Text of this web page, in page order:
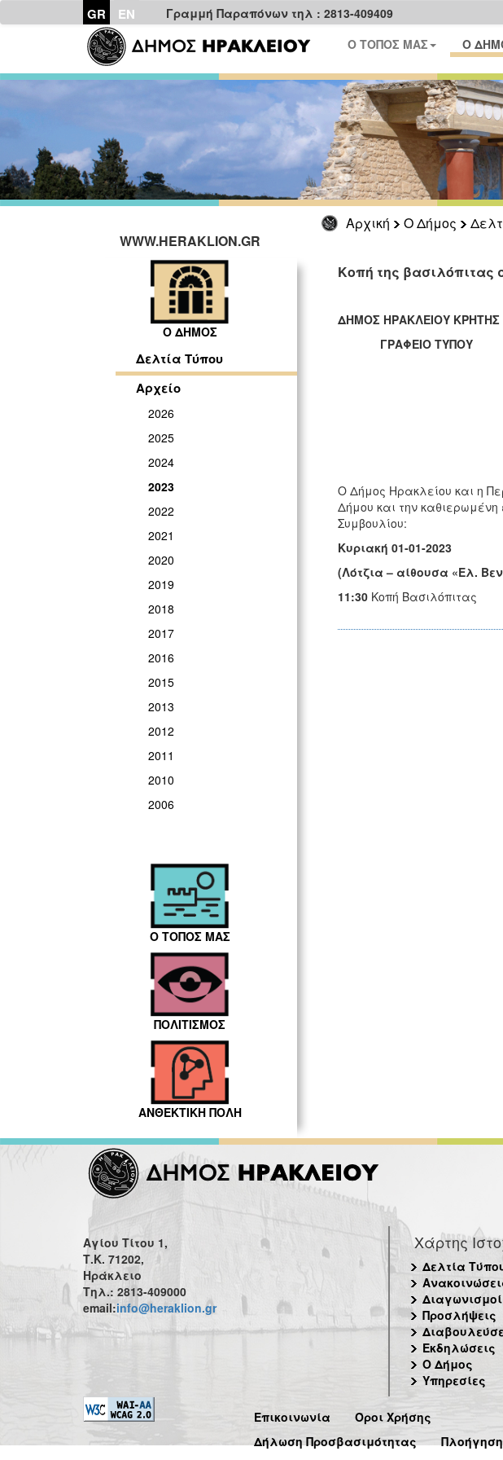
GR EN Γραμμή Παραπόνων τηλ : 2813-409409
Ο ΤΟΠΟΣ ΜΑΣ Ο
Αρχική Ο Δήμος
WWW.HERAKLION.GR
Ο ΔΗΜΟΣ
Δελτία Τύπου
Αρχείο
2026
2025
2024
2023
2022
2021
2020
2019
2018
2017
2016
2015
2013
2012
2011
2010
2006
Ο ΤΟΠΟΣ ΜΑΣ
ΠΟΛΙΤΙΣΜΟΣ
ΑΝΘΕΚΤΙΚΗ ΠΟΛΗ
Κοπή της βασιλόπιτας
ΔΗΜΟΣ ΗΡΑΚΛΕΙΟΥ ΚΡΗΤΗΣ
ΓΡΑΦΕΙΟ ΤΥΠΟΥ
Ο Δήμος Ηρακλείου και η
Δήμου και την καθιερωμένη
Συμβουλίου:
Κυριακή 01-01-2023
(Λότζια – αίθουσα «Ελ.
11:30Κοπή Βασιλόπιτας
Αγίου Τίτου 1,
Τ.Κ. 71202,
Ηράκλειο
Τηλ.: 2813-409000
email:info@heraklion.gr
Χάρτης
Δελτία
Διαγωνισμοί
Προσλήψεις
Εκδηλώσεις
Ο Δήμος
Υπηρεσίες
Επικοινωνία
Όροι Χρήσης
Δήλωση Προσβασιμότητας
Πλοήγηση